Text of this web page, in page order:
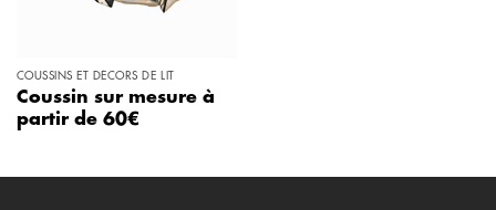
COUSSINS ET DÉCORS DE LIT
Coussin sur mesure à
partir de 60€